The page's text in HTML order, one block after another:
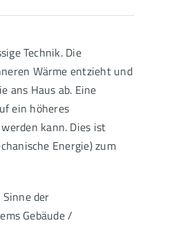
Technik. Die
Wärme entzieht und
ans Haus ab. Eine
ein höheres
kann. Dies ist
Energie) zum
der
Gebäude /